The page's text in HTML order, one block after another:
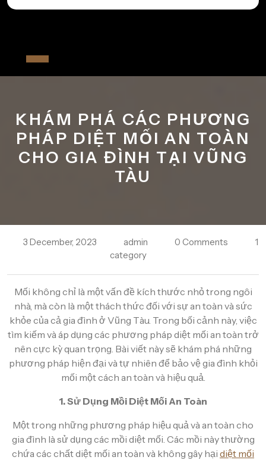
Skip
Open
Button
KHÁM PHÁ CÁC PHƯƠNG
PHÁP DIỆT MỐI AN TOÀN
CHO GIA ĐÌNH TẠI VŨNG
TÀU
3 December, 2023 admin 0 Comments
1
category
Mối không chỉ là một vấn đề kích thước nhỏ trong ngôi
nhà, mà còn là một thách thức đối với sự an toàn và sức
khỏe của cả gia đình ở Vũng Tàu. Trong bối cảnh này, việc
tìm kiếm và áp dụng các phương pháp diệt mối an toàn trở
nên cực kỳ quan trọng. Bài viết này sẽ khám phá những
phương pháp hiện đại và tự nhiên để bảo vệ gia đình khỏi
mối một cách an toàn và hiệu quả.
1. Sử Dụng Mồi Diệt Mối An Toàn
Một trong những phương pháp hiệu quả và an toàn cho
gia đình là sử dụng các mồi diệt mối. Các mồi này thường
chứa các chất diệt mối an toàn và không gây hại diệt mối